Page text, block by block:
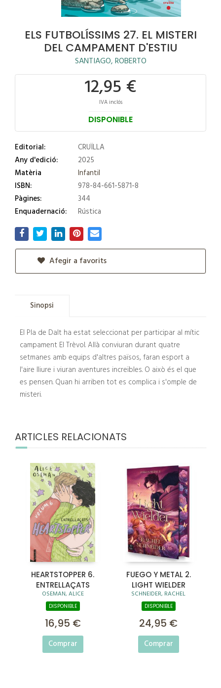
ELS FUTBOLÍSSIMS 27. EL MISTERI
DEL CAMPAMENT D'ESTIU
SANTIAGO, ROBERTO
12,95 €
IVA inclós
DISPONIBLE
Editorial:
CRUÏLLA
Any d'edició:
2025
Matèria
Infantil
ISBN:
978-84-661-5871-8
Pàgines:
344
Enquadernació:
Rústica
Afegir a favorits
Sinopsi
El Pla de Dalt ha estat seleccionat per participar al mític
campament El Trèvol. Allà conviuran durant quatre
setmanes amb equips d'altres països, faran esport a
l'aire lliure i viuran aventures increïbles. O això és el que
es pensen. Quan hi arriben tot es complica i s'omple de
misteri.
ARTICLES RELACIONATS
HEARTSTOPPER 6.
ENTRELLAÇATS
OSEMAN, ALICE
DISPONIBLE
16,95 €
Comprar
FUEGO Y METAL 2.
LIGHT WIELDER
SCHNEIDER, RACHEL
DISPONIBLE
24,95 €
Comprar